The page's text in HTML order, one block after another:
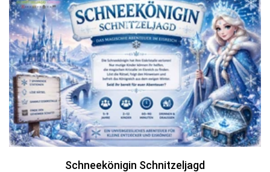
Schneekönigin Schnitzeljagd